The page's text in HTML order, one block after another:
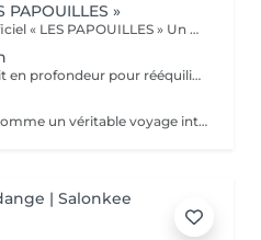
»
NOUVEAUTÉ Massage superficiel « LES PAPOUILLES » Un moment de lâcher prise absolue, grâce a des toucher léger axé sur la caresse et le frisson agréable. A l'aide de plumes, de mains expertes et d'ustensiles soigneusement choisis, ce massage superficiel invite à un voyage sensoriel. Subtil pour apaiser le mental, relâcher les tensions émotionnelles se reconnecter à son corps en toute douceur. Idéal pour les personnes aimant les papouilles.
Un soin de 90 minutes qui agit en profondeur pour rééquilibrer corps et esprit. Il combine un massage intensif du cuir chevelu, des manuvres enveloppantes sur la nuque, les épaules et le haut du dos, ainsi que l'utilisation de serviettes chaudes et d'huiles aromatiques apaisantes. Idéal en période de fatigue ou de stress chronique, ce rituel favorise le sommeil, libère les tensions musculaires et revitalise le cuir chevelu. Un séchage professionnel des cheveux est inclus à la fin, pour prolonger le bien-être jusqu'à la dernière minute.
Notre soin signature, conçu comme un véritable voyage intérieur de deux heures. Ce rituel associe un massage profond et intuitif du cuir chevelu, de la nuque et des épaules, à des temps de recentrage, de respiration et d'aromathérapie. Les soins capillaires nourrissants et les gestes lents permettent une reconnexion complète avec soi-même. Idéal pour les personnes en quête d'apaisement durable, ce soin libère les tensions profondes, relance l'énergie vitale et procure une paix intérieure durable. Les cheveux sont délicatement séchés à la fin de la séance, pour une sortie pleine de grâce et d'harmonie.